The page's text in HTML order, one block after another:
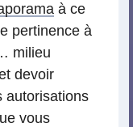
à ce
pertinence à
milieu
devoir
autorisations
vous